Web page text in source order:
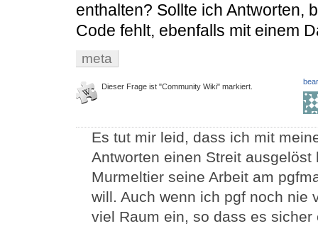
enthalten? Sollte ich Antworten,
Code fehlt, ebenfalls mit einem
meta
Dieser Frage ist "Community Wiki" markiert.
Es tut mir leid, dass ich mit
Antworten einen Streit
Murmeltier seine Arbeit am
will. Auch wenn ich pgf noch nie
viel Raum ein, so dass es